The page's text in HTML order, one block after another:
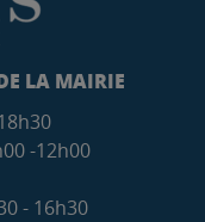
LA MAIRIE
-12h00
- 16h30